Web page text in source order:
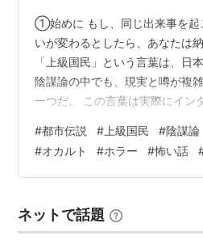
①始めに もし、同じ出来事を起
いが変わるとしたら、あなたは
「上級国民」という言葉は、日
陰謀論の中でも、現実と噂が複
一つだ。 この言葉は実際にイン
がおかしい。 本当に”特別扱いさ
のだろうか。 ②発生場所と状況
葉が広く知られるようになった
拡散した。 当時、多くの人が報
を覚えたという。 言葉の選…
#都市伝説 # 上級国民 #陰謀論
#オカルト #ホラー #怖い話
ネットで話題